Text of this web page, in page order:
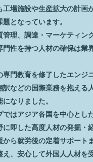
工場施設や生産拡大の計画
となっています。
管理、調達・マーケティン
門性を持つ人材の確保は業
専門教育を修了したエンジ
訳などの国際業務を抱える
なりました。
ではアジア各国を中心とし
に即した高度人材の発掘・
から就労後の定着サポート
え、安心して外国人人材を